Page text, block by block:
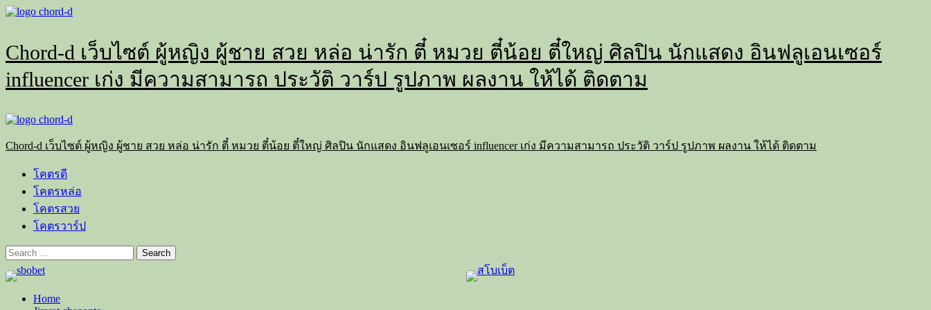
Skip
Chord-d เว็บไซต์ ผู้หญิง ผู้ชาย สวย หล่อ น่ารัก ตี๋ หมวย ตี๋น้อย ตี๋ใหญ่ ศิลปิน นักแสดง อินฟลูเอนเซอร์
influencer เก่ง มีความสามารถ ประวัติ วาร์ป รูปภาพ ผลงาน ให้ได้ ติดตาม
Primary
Chord-d เว็บไซต์ ผู้หญิง ผู้ชาย สวย หล่อ น่ารัก ตี๋ หมวย ตี๋น้อย ตี๋ใหญ่ ศิลปิน นักแสดง อินฟลูเอนเซอร์ influencer เก่ง มีความสามารถ ประวัติ วาร์ป รูปภาพ ผลงาน ให้ได้ ติดตาม
โคตรดี
โคตรหล่อ
โคตรสวย
โคตรวาร์ป
Search
for:
Home